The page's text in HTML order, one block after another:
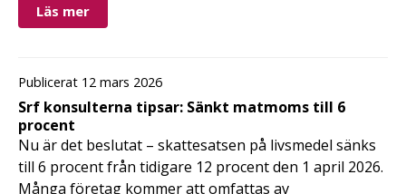
Läs mer
Publicerat 12 mars 2026
Srf konsulterna tipsar: Sänkt matmoms till 6
procent
Nu är det beslutat – skattesatsen på livsmedel sänks
till 6 procent från tidigare 12 procent den 1 april 2026.
Många företag kommer att omfattas av